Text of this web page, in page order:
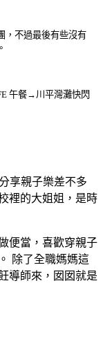
，不過最後有些沒有
午餐→川平灣灘快閃
享親子樂差不多
裡的大姐姐，是時
便當，喜歡穿親子
除了全職媽媽這
導師來，囡囡就是